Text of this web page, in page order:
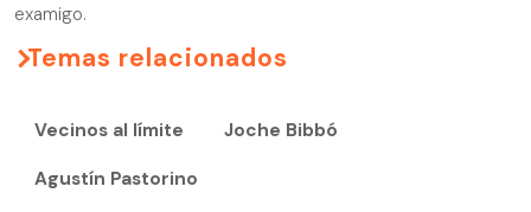
examigo.
Temas relacionados
Vecinos al límite Joche Bibbó
Agustín Pastorino